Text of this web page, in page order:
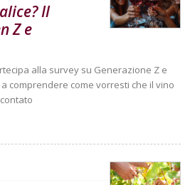
Il
Z e
alla survey su Generazione Z e
comprendere come vorresti che il vino